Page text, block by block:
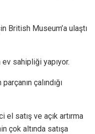
British Museum’a ulaştı
sahipliği yapıyor.
çalındığı
el satış ve açık artırma
çok altında satışa